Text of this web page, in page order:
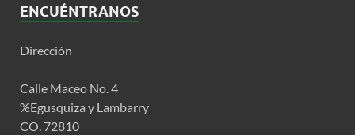
ENCUÉNTRANOS
Dirección
Calle Maceo No. 4
%Egusquiza y Lambarry
CO. 72810